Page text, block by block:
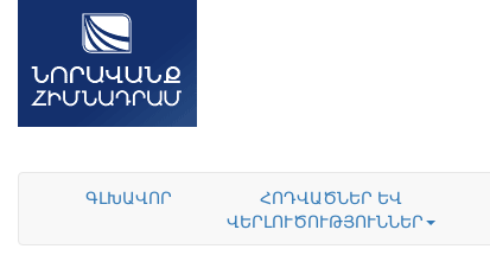
ԳԼԽԱՎՈՐ
ՀՈԴՎԱԾՆԵՐ ԵՎ
ՎԵՐԼՈՒԾՈՒԹՅՈՒՆՆԵՐ